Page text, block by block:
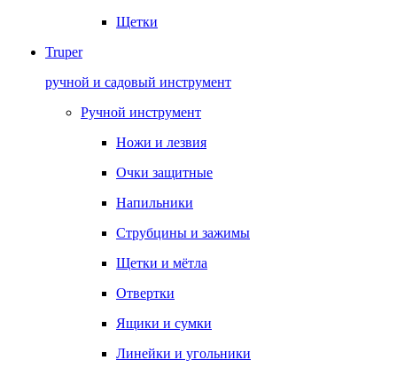
Щетки
Truper
ручной и садовый инструмент
Ручной инструмент
Ножи и лезвия
Очки защитные
Напильники
Струбцины и зажимы
Щетки и мётла
Отвертки
Ящики и сумки
Линейки и угольники